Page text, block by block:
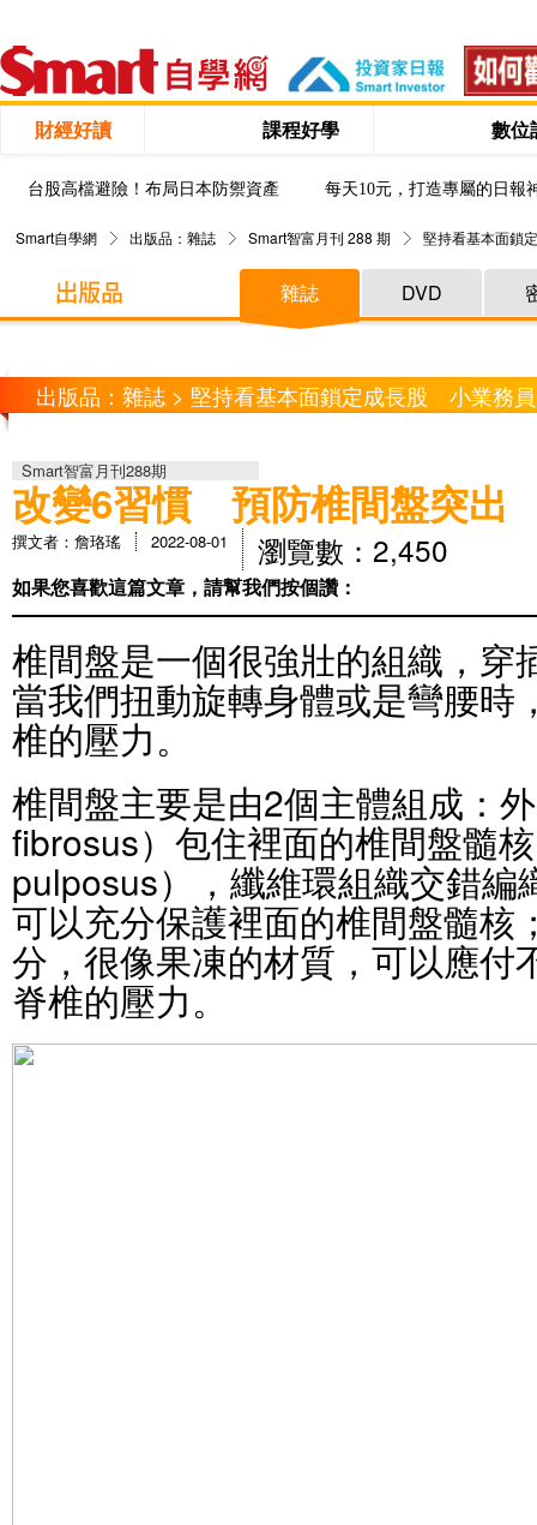
財經好讀 課程好學 數位
台股高檔避險！布局日本防禦資產 每天10元，打造專屬的日報
Smart自學網 出版品：雜誌 Smart智富月刊 288 期 堅持看基本面鎖
雜誌 DVD
出版品：雜誌 > 堅持看基本面鎖定成長股 小業務
Smart智富月刊288期
改變6習慣 預防椎間盤突出
撰文者：詹珞瑤 2022-08-01 瀏覽數：2,450
如果您喜歡這篇文章，請幫我們按個讚：
椎間盤是一個很強壯的組織，穿
當我們扭動旋轉身體或是彎腰時
椎的壓力。
椎間盤主要是由2個主體組成：
fibrosus）包住裡面的椎間盤髓
pulposus），纖維環組織交錯編
可以充分保護裡面的椎間盤髓核
分，很像果凍的材質，可以應付
脊椎的壓力。